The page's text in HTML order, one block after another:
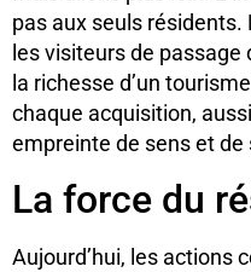
pas aux seuls
les visiteurs de
la richesse d’un
chaque acquisition,
empreinte de sens et de
La force du
Aujourd’hui, les actions